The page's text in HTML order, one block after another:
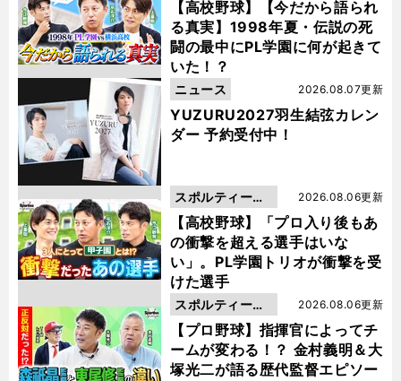
【高校野球】【今だから語られ
る真実】1998年夏・伝説の死
闘の最中にPL学園に何が起きて
いた！？
動画
YUZURU2027羽生結弦カレン
ダー 予約受付中！
2026.08.07更新
ニュース
【高校野球】「プロ入り後もあ
の衝撃を超える選手はいな
い」。PL学園トリオが衝撃を受
けた選手
2026.08.06更新
スポルティーバ
動画
【プロ野球】指揮官によってチ
ームが変わる！？ 金村義明＆大
塚光二が語る歴代監督エピソー
2026.08.06更新
スポルティーバ
動画